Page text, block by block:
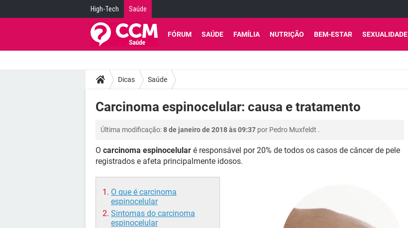
High-Tech Saúde
FÓRUM SAÚDE FAMÍLIA NUTRIÇÃO BEM-ESTAR SEXUALIDADE
Dicas Saúde
Carcinoma espinocelular: causa e tratamento
Última modificação:8 de janeiro de 2018 às 09:37 por Pedro Muxfeldt .
O carcinoma espinocelular é responsável por 20% de todos os casos de câncer de pele
registrados e afeta principalmente idosos.
O que é carcinoma
espinocelular
Sintomas do carcinoma
espinocelular